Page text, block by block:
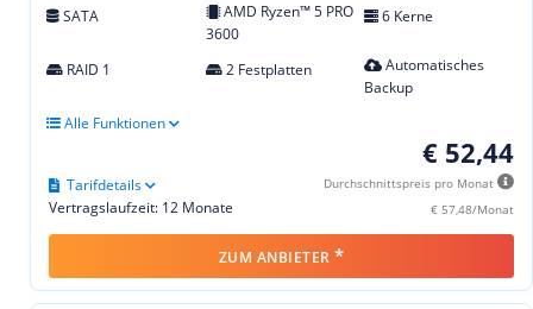
SATA
AMD Ryzen™ 5 PRO
3600
6 Kerne
RAID 1 2 Festplatten
Automatisches
Backup
Alle Funktionen
€ 52,44
Durchschnittspreis pro Monat
€ 57,48/Monat
Vertragslaufzeit: 12 Monate
Tarifdetails
ZUM ANBIETER *